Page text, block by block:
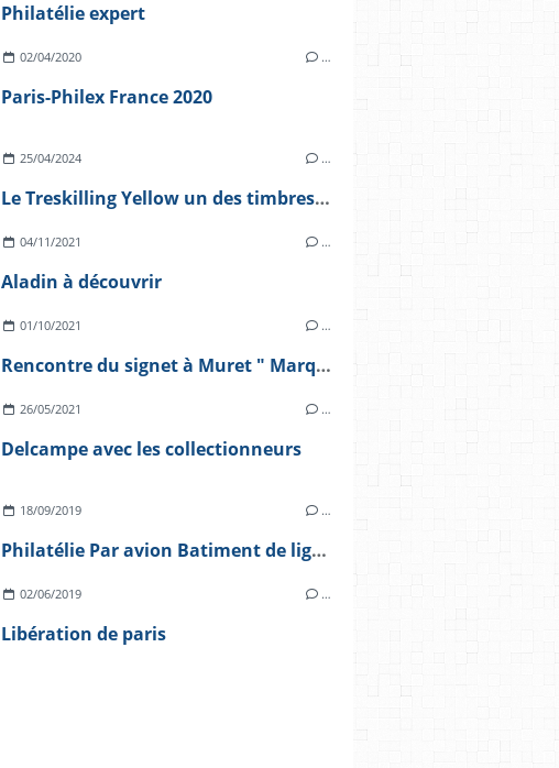
Philatélie expert
02/04/2020 …
Paris-Philex France 2020
25/04/2024 …
Le Treskilling Yellow un des timbres les plus chers du monde
04/11/2021 …
Aladin à découvrir
01/10/2021 …
Rencontre du signet à Muret " Marque Pages" le 10 octobre 2021
26/05/2021 …
Delcampe avec les collectionneurs
18/09/2019 …
Philatélie Par avion Batiment de ligne Richelieu surcharge
02/06/2019 …
Libération de paris